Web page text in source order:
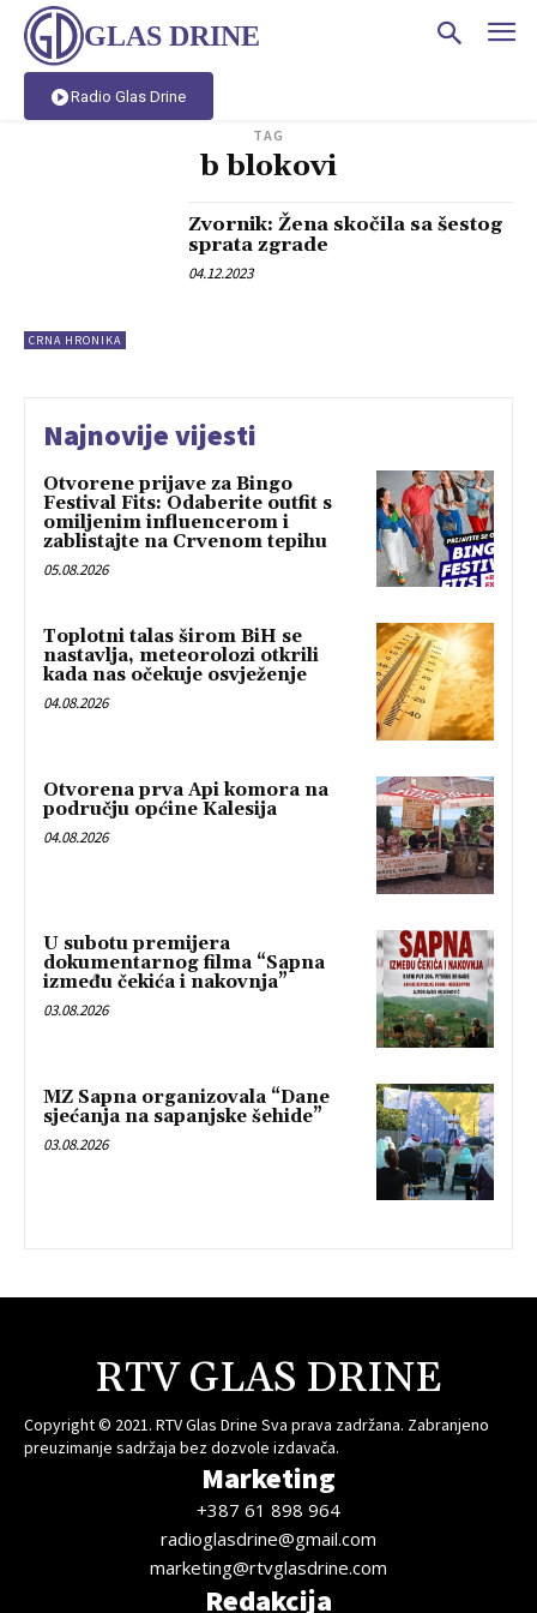
GLAS DRINE
Radio Glas Drine
TAG
b blokovi
CRNA HRONIKA
Zvornik: Žena skočila sa šestog
sprata zgrade
04.12.2023
Najnovije vijesti
Otvorene prijave za Bingo
Festival Fits: Odaberite outfit s
omiljenim influencerom i
zablistajte na Crvenom tepihu
05.08.2026
Toplotni talas širom BiH se
nastavlja, meteorolozi otkrili
kada nas očekuje osvježenje
04.08.2026
Otvorena prva Api komora na
području općine Kalesija
04.08.2026
U subotu premijera
dokumentarnog filma “Sapna
između čekića i nakovnja”
03.08.2026
MZ Sapna organizovala “Dane
sjećanja na sapanjske šehide”
03.08.2026
RTV GLAS DRINE
Copyright © 2021. RTV Glas Drine Sva prava zadržana. Zabranjeno
preuzimanje sadržaja bez dozvole izdavača.
Marketing
+387 61 898 964
radioglasdrine@gmail.com
marketing@rtvglasdrine.com
Redakcija